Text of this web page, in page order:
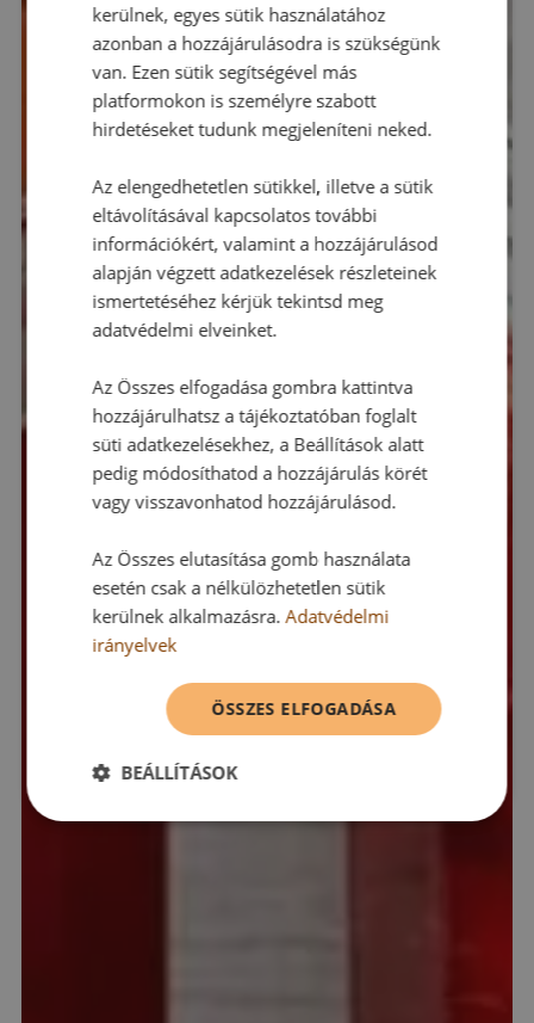
kerülnek, egyes sütik használatához
azonban a hozzájárulásodra is szükségünk
van. Ezen sütik segítségével más
platformokon is személyre szabott
hirdetéseket tudunk megjeleníteni neked.
Az elengedhetetlen sütikkel, illetve a sütik
eltávolításával kapcsolatos további
információkért, valamint a hozzájárulásod
alapján végzett adatkezelések részleteinek
ismertetéséhez kérjük tekintsd meg
adatvédelmi elveinket.
Az Összes elfogadása gombra kattintva
hozzájárulhatsz a tájékoztatóban foglalt
süti adatkezelésekhez, a Beállítások alatt
pedig módosíthatod a hozzájárulás körét
vagy visszavonhatod hozzájárulásod.
Az Összes elutasítása gomb használata
esetén csak a nélkülözhetetlen sütik
kerülnek alkalmazásra.Adatvédelmi
irányelvek
ÖSSZES ELFOGADÁSA
BEÁLLÍTÁSOK